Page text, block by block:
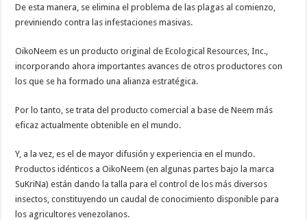
De esta manera, se elimina el problema de las plagas al comienzo,
previniendo contra las infestaciones masivas.
OikoNeem es un producto original de Ecological Resources, Inc.,
incorporando ahora importantes avances de otros productores con
los que se ha formado una alianza estratégica.
Por lo tanto, se trata del producto comercial a base de Neem más
eficaz actualmente obtenible en el mundo.
Y, a la vez, es el de mayor difusión y experiencia en el mundo.
Productos idénticos a OikoNeem (en algunas partes bajo la marca
SuKriNa) están dando la talla para el control de los más diversos
insectos, constituyendo un caudal de conocimiento disponible para
los agricultores venezolanos.